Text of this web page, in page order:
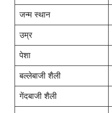
जन्म स्थान
उम्र
पेशा
बल्लेबाजी शैली
गेंदबाजी शैली